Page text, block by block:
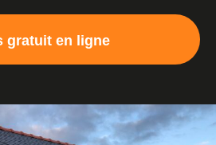
gratuit en ligne